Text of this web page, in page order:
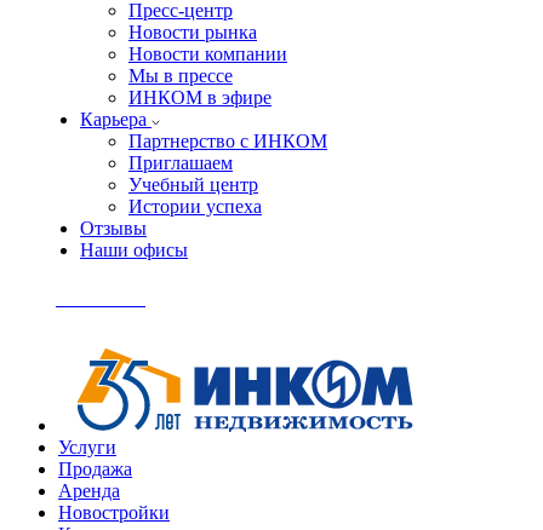
Пресс-центр
Новости рынка
Новости компании
Мы в прессе
ИНКОМ в эфире
Карьера
Партнерство с ИНКОМ
Приглашаем
Учебный центр
Истории успеха
Отзывы
Наши офисы
Услуги
Продажа
Аренда
Новостройки